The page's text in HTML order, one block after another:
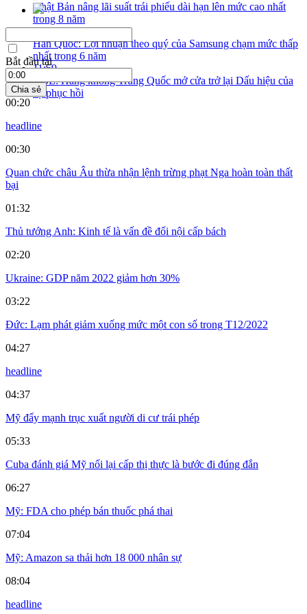
Nhật Bản nâng lãi suất trái phiếu dài hạn lên mức cao nhất
trong 8 năm
11:03
Hàn Quốc: Lợi nhuận theo quý của Samsung chạm mức thấp
nhất trong 6 năm
11:59
GBL: Hàng không Trung Quốc mở cửa trở lại Dấu hiệu của
sự phục hồi
Bắt đầu tại
Chia sẻ
00:20
headline
00:30
Quan chức châu Âu thừa nhận lệnh trừng phạt Nga hoàn toàn thất
bại
01:32
Thủ tướng Anh: Kinh tế là vấn đề đối nội cấp bách
02:20
Ukraine: GDP năm 2022 giảm hơn 30%
03:22
Đức: Lạm phát giảm xuống mức một con số trong T12/2022
04:27
headline
04:37
Mỹ đẩy mạnh trục xuất người di cư trái phép
05:33
Cuba đánh giá Mỹ nối lại cấp thị thực là bước đi đúng đắn
06:27
Mỹ: FDA cho phép bán thuốc phá thai
07:04
Mỹ: Amazon sa thải hơn 18 000 nhân sự
08:04
headline